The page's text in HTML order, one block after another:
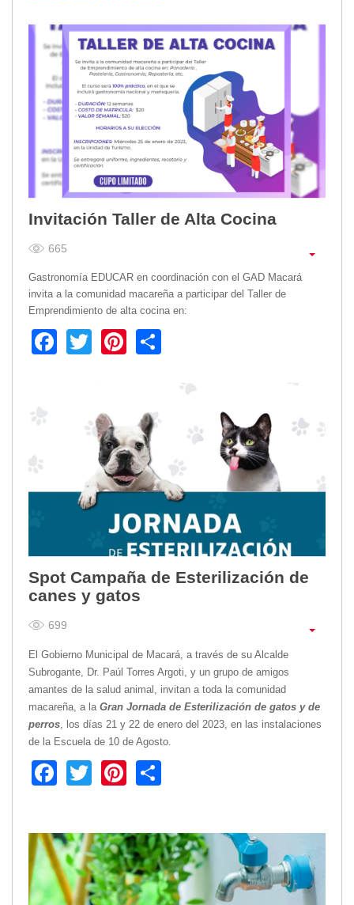
Invitación Taller de Alta Cocina
665
Gastronomía EDUCAR en coordinación con el GAD Macará
invita a la comunidad macareña a participar del Taller de
Emprendimiento de alta cocina en:
Facebook
TwitterPinterest
Spot Campaña de Esterilización de
canes y gatos
699
El Gobierno Municipal de Macará, a través de su Alcalde
Subrogante, Dr. Paúl Torres Argoti, y un grupo de amigos
amantes de la salud animal, invitan a toda la comunidad
macareña, a la Gran Jornada de Esterilización de gatos y de
perros, los días 21 y 22 de enero del 2023, en las instalaciones
de la Escuela de 10 de Agosto.
Facebook
TwitterPinterest
2022
2018
2015
2014
2013
2012
2021
2020
2018
Empresa Pública de Vivienda
2020
Empresa Pública de Vivienda
Biblioteca
P.D.L - P.D.O.T.
GACETA TRIBUTARIA
Ordenanzas/Resoluciones
Convenios
Cumplimiento LOTAIP
Concurso de Méritos
Servicio
Mail